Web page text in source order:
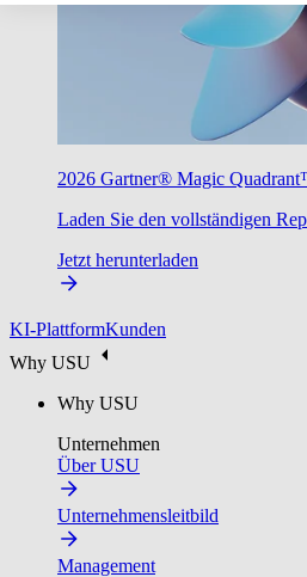
2026 Gartner® Magic
Laden Sie den vollständigen
Jetzt herunterladen
KI-PlattformKunden
Why USU
Why USU
Unternehmen
Über USU
Unternehmensleitbild
Management